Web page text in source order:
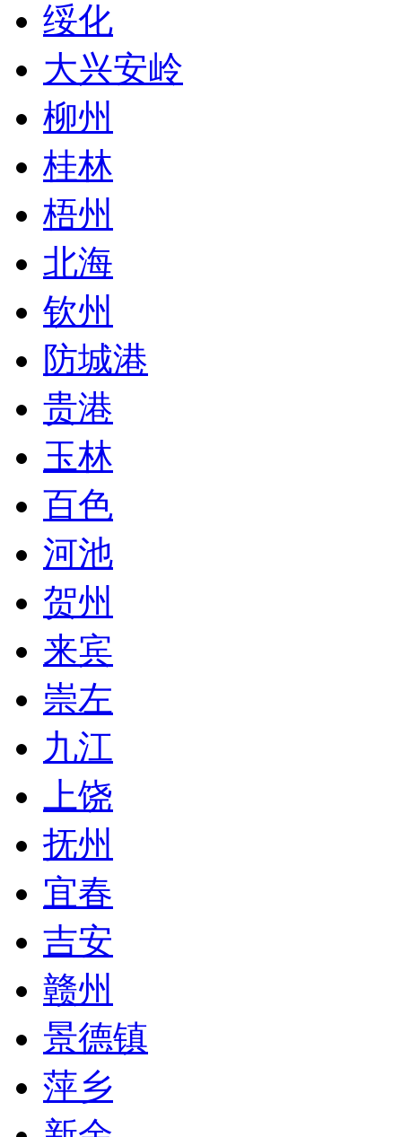
绥化
大兴安岭
柳州
桂林
梧州
北海
钦州
防城港
贵港
玉林
百色
河池
贺州
来宾
崇左
九江
上饶
抚州
宜春
吉安
赣州
景德镇
萍乡